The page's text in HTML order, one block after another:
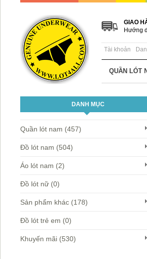
GIAO
Hướng
Tài khoản
QUẦN LÓT
DANH MỤC
Quần lót nam (457)
Đồ lót nam (504)
Áo lót nam (2)
Đồ lót nữ (0)
Sản phẩm khác (178)
Đồ lót trẻ em (0)
Khuyến mãi (530)